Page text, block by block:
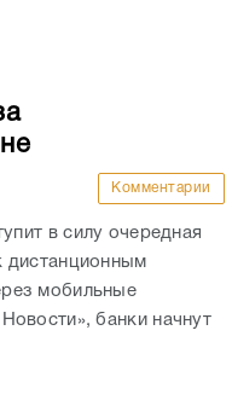
Комментарии
в силу очередная
дистанционным
мобильные
банки начнут